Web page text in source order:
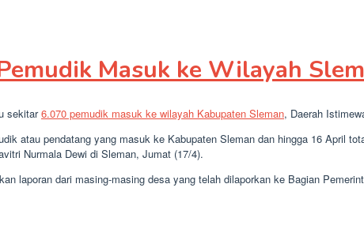
Masuk ke Wilayah
sekitar6.070 pemudik masuk ke wilayah Kabupaten Sleman, Daerah
atau pendatang yang masuk ke Kabupaten Sleman dan hingga 16 April
Nurmala Dewi di Sleman, Jumat (17/4).
laporan dari masing-masing desa yang telah dilaporkan ke Bagian